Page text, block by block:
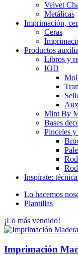
Velvet
Metálicas
Imprimación,
Ceras
Productos
Libros y
IOD
Mint By
Bases
Pinceles
Inspírate:
Lo hacemos
Plantillas
¡Lo más vendido!
Imprimación